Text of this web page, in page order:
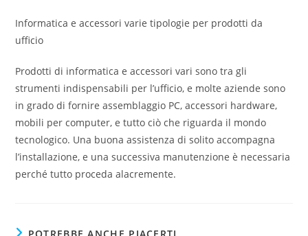
Informatica e accessori varie tipologie per prodotti da
ufficio
Prodotti di informatica e accessori vari sono tra gli
strumenti indispensabili per l’ufficio, e molte aziende sono
in grado di fornire assemblaggio PC, accessori hardware,
mobili per computer, e tutto ciò che riguarda il mondo
tecnologico. Una buona assistenza di solito accompagna
l’installazione, e una successiva manutenzione è necessaria
perché tutto proceda alacremente.